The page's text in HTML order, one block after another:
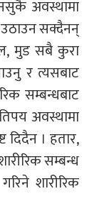
अवस्थामा
उठाउन सक्दैनन्
मुड सबै कुरा
र त्यसबाट
सम्बन्धबाट
अवस्थामा
दिदैन । हतार,
सम्बन्ध
शारीरिक